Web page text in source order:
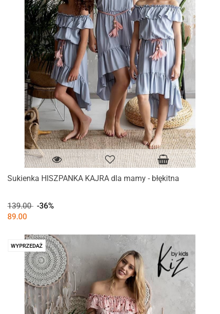
Sukienka HISZPANKA KAJRA dla mamy - błękitna
139.00 -36%
89.00
WYPRZEDAŻ